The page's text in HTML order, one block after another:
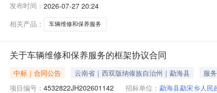
双版纳州勐海县曼贺村委会曼景买村123号联系方式：
发布时间： 2026-07-27 20:24
相关产品：
车辆维修和保养服务
关于车辆维修和保养服务的框架协议合同
中标｜合同公告 云南省｜西双版纳傣族自治州｜勐海县
服
项目编号： 4532822JH202601142 招标单位： 勐海县勐宋乡人民